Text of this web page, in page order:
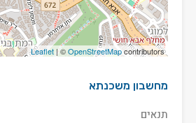
Leaflet | ©OpenStreetMapcontributors
מחשבון משכנתא
תנאים